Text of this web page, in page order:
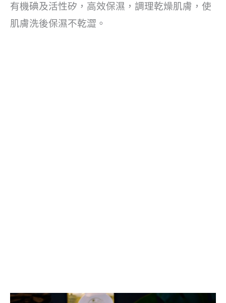
有機碘及活性矽，高效保濕，調理乾燥肌膚，使
肌膚洗後保濕不乾澀。